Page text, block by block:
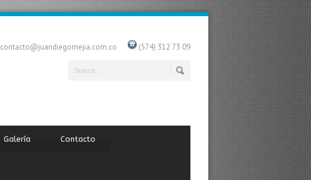
contacto@juandiegomejia.com.co (574) 312 73 09
Galería Contacto